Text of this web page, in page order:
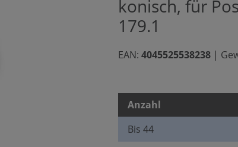
konisch, für
179.1
EAN: 4045525538238 |
Anzahl
Bis 44